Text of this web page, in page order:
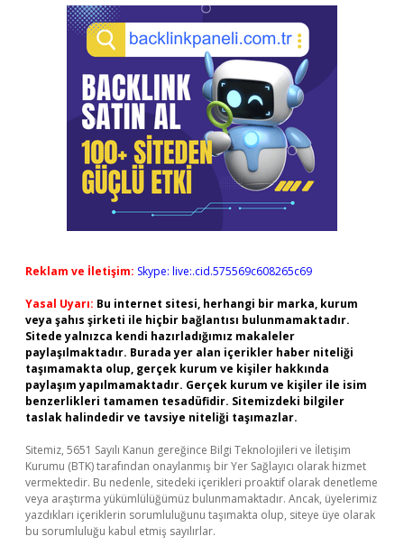
Reklam ve İletişim: Skype: live:.cid.575569c608265c69
Yasal Uyarı: Bu internet sitesi, herhangi bir marka, kurum
veya şahıs şirketi ile hiçbir bağlantısı bulunmamaktadır.
Sitede yalnızca kendi hazırladığımız makaleler
paylaşılmaktadır. Burada yer alan içerikler haber niteliği
taşımamakta olup, gerçek kurum ve kişiler hakkında
paylaşım yapılmamaktadır. Gerçek kurum ve kişiler ile isim
benzerlikleri tamamen tesadüfidir. Sitemizdeki bilgiler
taslak halindedir ve tavsiye niteliği taşımazlar.
Sitemiz, 5651 Sayılı Kanun gereğince Bilgi Teknolojileri ve İletişim
Kurumu (BTK) tarafından onaylanmış bir Yer Sağlayıcı olarak hizmet
vermektedir. Bu nedenle, sitedeki içerikleri proaktif olarak denetleme
veya araştırma yükümlülüğümüz bulunmamaktadır. Ancak, üyelerimiz
yazdıkları içeriklerin sorumluluğunu taşımakta olup, siteye üye olarak
bu sorumluluğu kabul etmiş sayılırlar.